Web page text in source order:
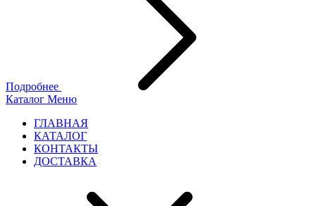
Подробнее
Каталог Меню
ГЛАВНАЯ
КАТАЛОГ
КОНТАКТЫ
ДОСТАВКА